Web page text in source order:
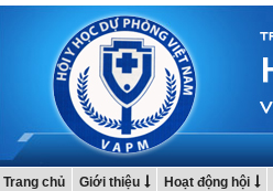
Trang chủ Giới thiệu Hoạt động hội